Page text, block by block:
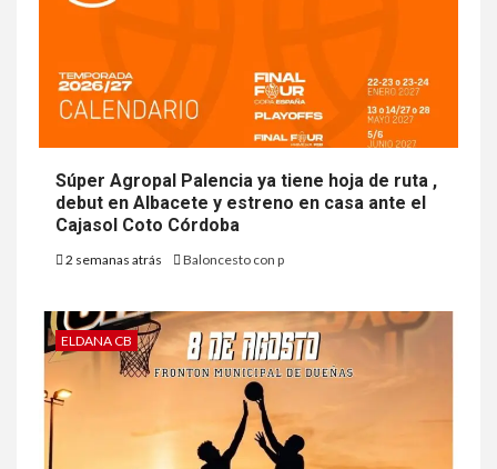
Súper Agropal Palencia ya tiene hoja de ruta ,
debut en Albacete y estreno en casa ante el
Cajasol Coto Córdoba
2 semanas atrás Baloncesto con p
ELDANA CB